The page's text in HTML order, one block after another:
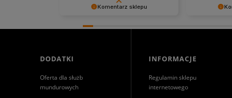
Komentarz sklepu
obsługa trafiła w Twoje gusta. Mamy
Cieszymy
świetnym
DODATKI
Oferta dla służb
mundurowych
INFORMACJE
Regulamin sklepu
internetowego